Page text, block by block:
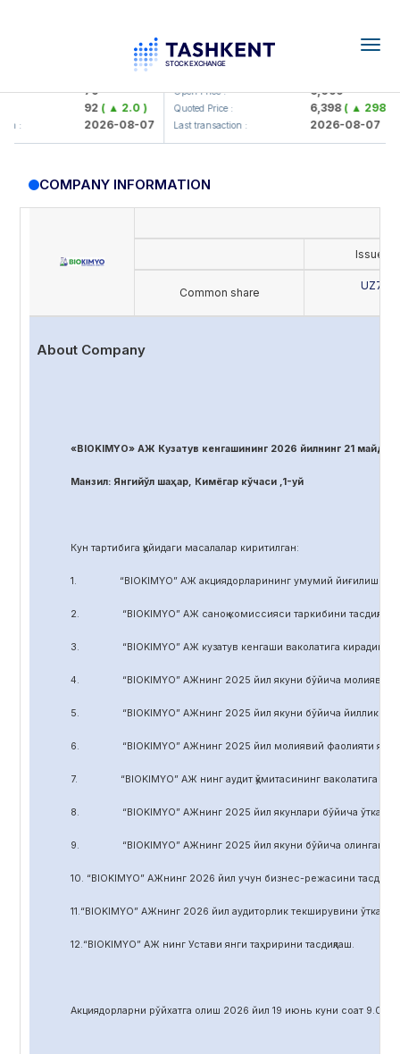
79
( ▲ 2.0 )
2026-08-07
UZMK (<O'zmetkombinat> AJ)
Open Price : 6,099
Quoted Price : 6,398( ▲ 298.04 )
Last transaction : 2026-08-07
COMPANY INFORMATION
Issue's
Common share
About Company
«BIOKIMYO» АЖ Кузатув кенгашининг 2026 йилнинг 21
Манзил: Янгийўл шаҳар, Кимёгар кўчаси ,1-уй
Кун тартибига қуйидаги масалалар киритилган:
1. “BIOKIMYO” АЖ акциядорларининг умумий йиғилиши
2. “BIOKIMYO” АЖ саноқ комиссияси таркибини тасдиқлаш.
3. “BIOKIMYO” АЖ кузатув кенгаши ваколатига кирадиган
4. “BIOKIMYO” АЖнинг 2025 йил якуни бўйича молиявий-
5. “BIOKIMYO” АЖнинг 2025 йил якуни бўйича йиллик
6. “BIOKIMYO” АЖнинг 2025 йил молиявий фаолияти якуни
7. “BIOKIMYO” АЖ нинг аудит қўмитасининг ваколатига
8. “BIOKIMYO” АЖнинг 2025 йил якунлари бўйича
9. “BIOKIMYO” АЖнинг 2025 йил якуни бўйича олинган соф
10. “BIOKIMYO” АЖнинг 2026 йил учун бизнес-режасини
11.“BIOKIMYO” АЖнинг 2026 йил аудиторлик текширувини
12.“BIOKIMYO” АЖ нинг Устави янги таҳририни тасдиқлаш.
Акциядорларни рўйхатга олиш 2026 йил 19 июнь куни соат 9.00